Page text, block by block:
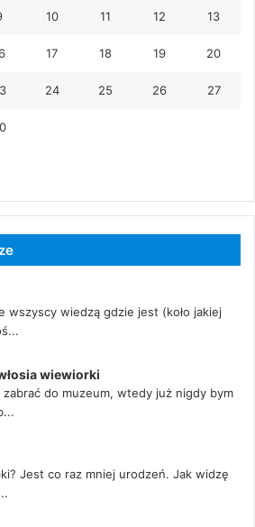
10 11 12 13
17 18 19 20
24 25 26 27
wszyscy wiedzą gdzie jest (koło jakiej
wiewiorki
zabrać do muzeum, wtedy już nigdy bym
Jest co raz mniej urodzeń. Jak widzę